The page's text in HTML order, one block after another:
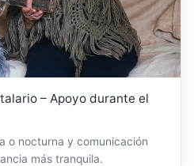
– Apoyo durante el
o nocturna y comunicación
más tranquila.